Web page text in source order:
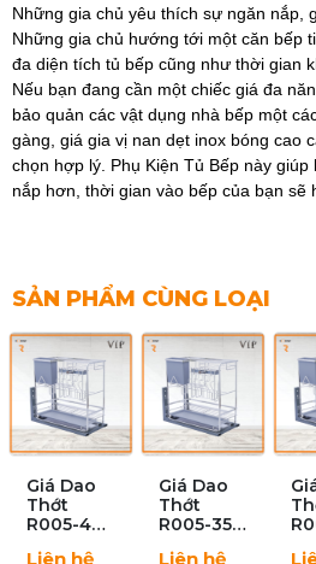
Những gia chủ yêu thích sự ngăn nắp,
Những gia chủ hướng tới một căn bếp
đa diện tích tủ bếp cũng như thời gian
Nếu bạn đang cần một chiếc giá đa
bảo quản các vật dụng nhà bếp một
gàng, giá gia vị nan dẹt inox bóng cao
chọn hợp lý. Phụ Kiện Tủ Bếp này
nắp hơn, thời gian vào bếp của bạn sẽ
SẢN PHẨM CÙNG LOẠI
Giá Dao
Thớt
R005-400
Liên hệ
Giá Dao
Thớt
R005-350
Liên hệ